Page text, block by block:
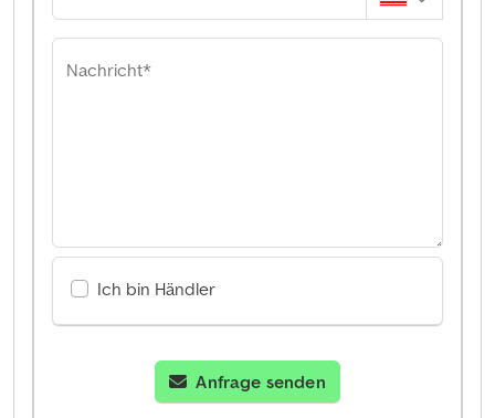
Nachricht*
Ich bin Händler
Anfrage senden